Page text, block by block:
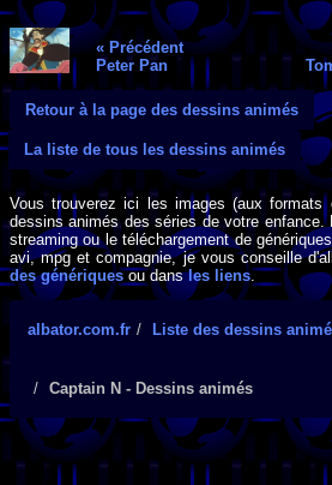
« Précédent
Peter Pan
Retour à la page des dessins animés
La liste de tous les dessins animés
Vous trouverez ici les images (aux
dessins animés des séries de votre enfance.
streaming ou le téléchargement de
avi, mpg et compagnie, je vous conseille
des génériquesou dansles liens.
albator.com.fr Liste des dessins
Captain N - Dessins animés